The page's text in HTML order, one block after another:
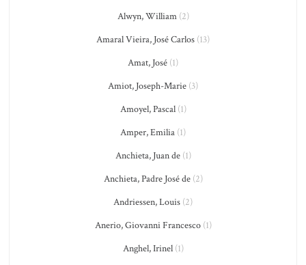
Alwyn, William(2)
Amaral Vieira, José Carlos (13)
Amat, José (1)
Amiot, Joseph-Marie (3)
Amoyel, Pascal(1)
Amper, Emilia (1)
Anchieta, Juan de(1)
Anchieta, Padre José de(2)
Andriessen, Louis (2)
Anerio, Giovanni Francesco(1)
Anghel, Irinel(1)